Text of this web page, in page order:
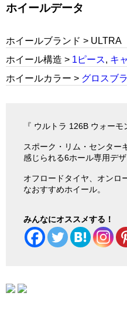
ホイールデータ
ホイールブランド > ULTRA
ホイール構造 > 1ピース, キ
ホイールカラー > グロスブ
『 ウルトラ 126B ウォーモ
スポーク・リム・センター
感じられる6ホール専用デ
オフロードタイヤ、オンロ
なおすすめホイール。
みんなにオススメする！